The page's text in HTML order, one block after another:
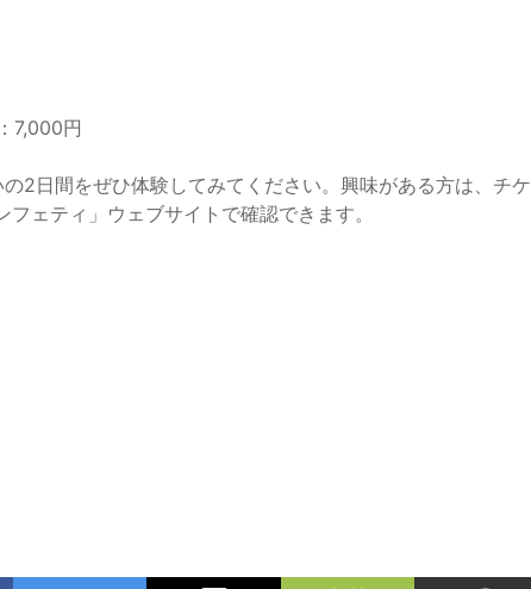
7,000円
2日間をぜひ体験してみてください。興味がある方は、チケ
ェティ」ウェブサイトで確認できます。